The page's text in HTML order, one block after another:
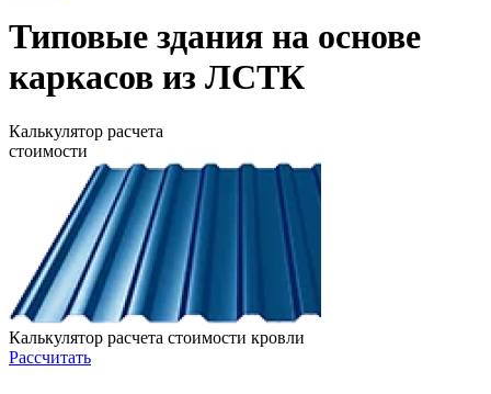
Типовые здания на основе
каркасов из ЛСТК
Калькулятор расчета
стоимости
Калькулятор расчета стоимости кровли
Рассчитать